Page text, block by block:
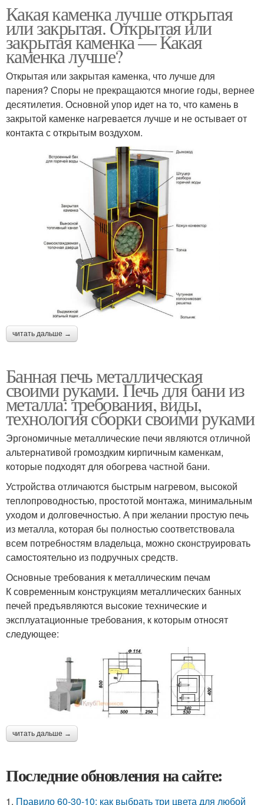
Какая каменка лучше открытая
или закрытая. Открытая или
закрытая каменка — Какая
каменка лучше?
Открытая или закрытая каменка, что лучше для
парения? Споры не прекращаются многие годы, вернее
десятилетия. Основной упор идет на то, что камень в
закрытой каменке нагревается лучше и не остывает от
контакта с открытым воздухом.
читать дальше →
Банная печь металлическая
своими руками. Печь для бани из
металла: требования, виды,
технология сборки своими руками
Эргономичные металлические печи являются отличной
альтернативой громоздким кирпичным каменкам,
которые подходят для обогрева частной бани.
Устройства отличаются быстрым нагревом, высокой
теплопроводностью, простотой монтажа, минимальным
уходом и долговечностью. А при желании простую печь
из металла, которая бы полностью соответствовала
всем потребностям владельца, можно сконструировать
самостоятельно из подручных средств.
Основные требования к металлическим печам
К современным конструкциям металлических банных
печей предъявляются высокие технические и
эксплуатационные требования, к которым относят
следующее:
читать дальше →
Последние обновления на сайте:
1. Правило 60-30-10: как выбрать три цвета для любой